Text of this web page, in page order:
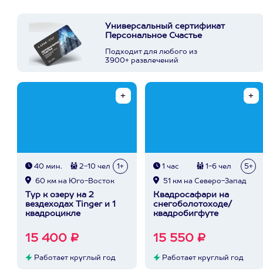
Универсальный сертификат
Персональное Счастье
Подходит для любого из
3900+ развлечений
40 мин. 2-10 чел 1+
60 км на Юго-Восток
Тур к озеру на 2
вездеходах Tinger и 1
квадроцикле
15 400 ₽
Работает круглый год
1 час 1-6 чел 5+
51 км на Северо-Запад
Квадросафари на
снегоболотоходе/
квадробигфуте
15 550 ₽
Работает круглый год